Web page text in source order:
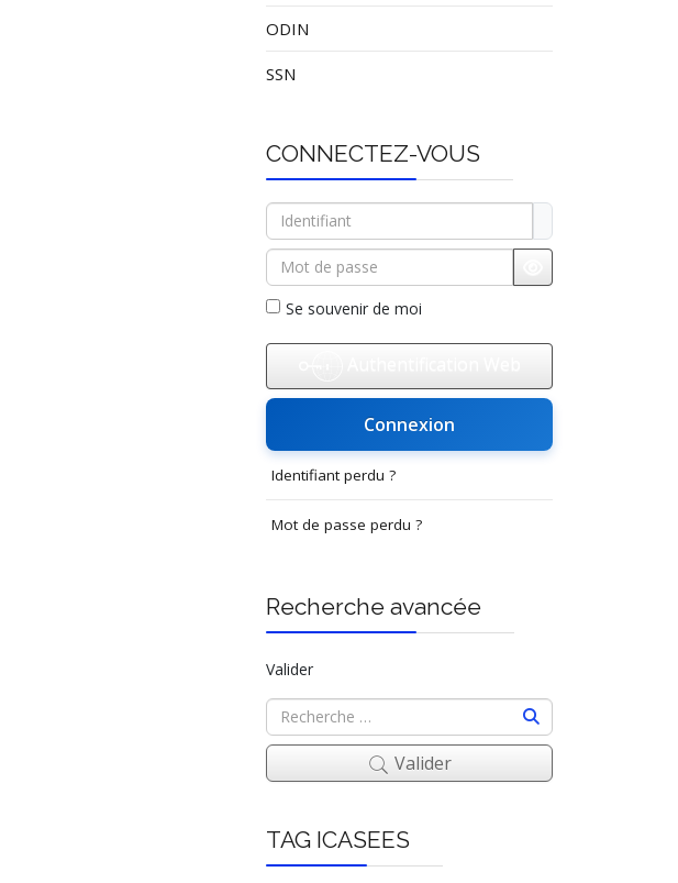
ODIN
SSN
CONNECTEZ-VOUS
Identifiant
Mot de passe
Afficher le mot
Se souvenir de moi
Connexion
Identifiant perdu ?
Mot de passe perdu ?
Recherche avancée
Valider
Valider
TAG ICASEES